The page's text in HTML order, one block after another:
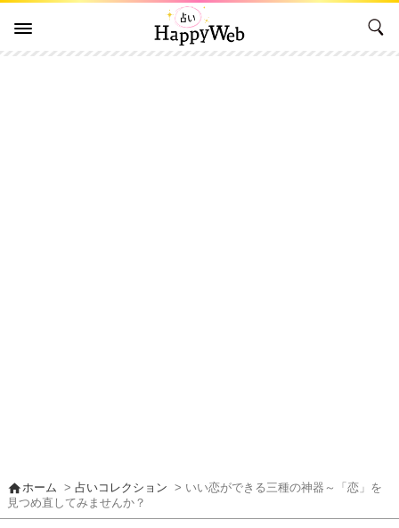
homeホーム >占いコレクション
> いい恋ができる三種の神器～「恋」を
見つめ直してみませんか？